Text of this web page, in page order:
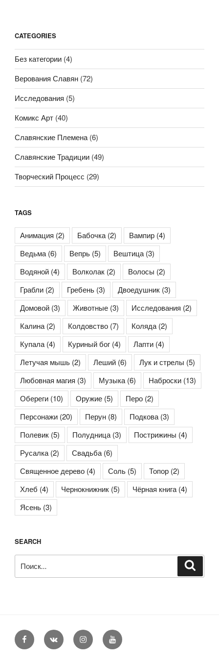
CATEGORIES
Без категории (4)
Верования Славян (72)
Исследования (5)
Комикс Арт (40)
Славянские Племена(6)
Славянские Традиции (49)
Творческий Процесс (29)
TAGS
Анимация (2) Бабочка(2) Вампир (4)
Ведьма(6) Вепрь (5) Вештица(3)
Водяной (4) Волколак (2) Волосы (2)
Грабли (2) Гребень (3) Двоедушник (3)
Домовой (3) Животные (3) Исследования (2)
Калина(2) Колдовство (7) Коляда(2)
Купала(4) Куриный бог (4) Лапти (4)
Летучая мышь (2) Леший (6) Лук и стрелы (5)
Любовная магия (3) Музыка(6) Наброски (13)
Обереги (10) Оружие (5) Перо (2)
Персонажи (20) Перун (8) Подкова(3)
Полевик (5) Полудница(3) Пострижины (4)
Русалка(2) Свадьба(6)
Священное дерево (4) Соль (5) Топор (2)
Хлеб (4) Чернокнижник (5) Чёрная книга(4)
Ясень (3)
SEARCH
FacebookVK InstagramYouTube